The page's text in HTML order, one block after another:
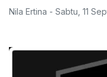
Nila Ertina - Sabtu 11